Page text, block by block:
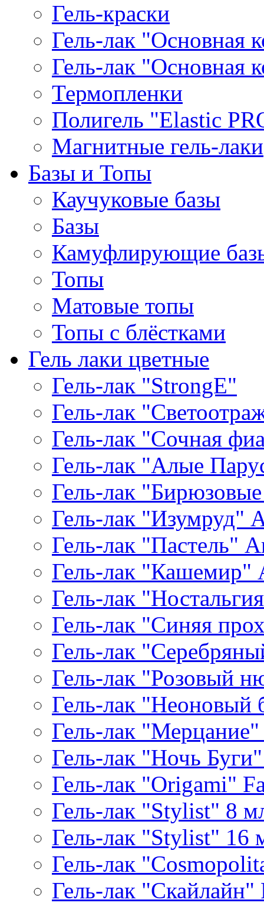
Гель-краски
Гель-лак "Основная
Гель-лак "Основная
Термопленки
Полигель "Elastic
Магнитные гель-лаки
Базы и Топы
Каучуковые базы
Базы
Камуфлирующие
Топы
Матовые топы
Топы с блёстками
Гель лаки цветные
Гель-лак "StrongE"
Гель-лак
Гель-лак "Сочная
Гель-лак "Алые
Гель-лак
Гель-лак "Изумруд"
Гель-лак "Пастель"
Гель-лак "Кашемир"
Гель-лак
Гель-лак "Синяя
Гель-лак
Гель-лак "Розовый
Гель-лак "Неоновый
Гель-лак
Гель-лак "Ночь
Гель-лак "Origami"
Гель-лак "Stylist" 8
Гель-лак "Stylist" 16
Гель-лак
Гель-лак "Скайлайн"